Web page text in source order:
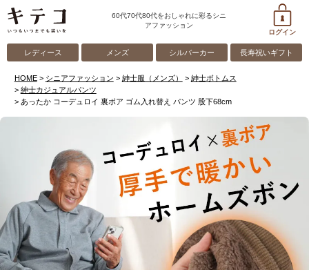
60代70代80代をおしゃれに彩るシニ
アファッション
ログイン
レディース メンズ シルバーカー 長寿祝いギフト
HOME シニアファッション 紳士服（メンズ）
紳士ボトムス
紳士カジュアルパンツ
あったか コーデュロイ 裏ボア ゴム入れ替え パンツ 股下68cm